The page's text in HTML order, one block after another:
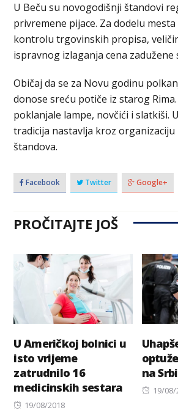
U Beču su novogodišnji štandovi
privremene pijace. Za dodelu
kontrolu trgovinskih propisa,
ispravnog izlaganja cena zadužene
Običaj da se za Novu godinu
donose sreću potiče iz starog
poklanjale lampe, novčići i slatkiši.
tradicija nastavlja kroz
štandova.
Facebook Twitter Google+
PROČITAJTE JOŠ
U Američkoj bolnici u
isto vrijeme
zatrudnilo 16
medicinskih sestara
Posted
19/08/2018
na
Posted
19/08/